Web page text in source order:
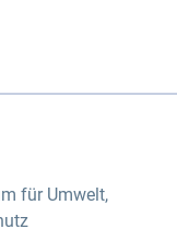
für Umwelt,